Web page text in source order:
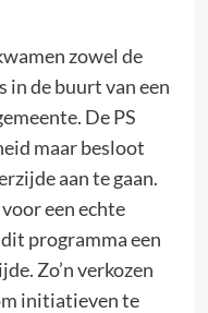
zowel de
in de buurt van een
De PS
maar besloot
aan te gaan.
een echte
programma een
Zo’n verkozen
initiatieven te